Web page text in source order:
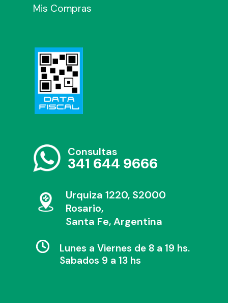
Mis Compras
Consultas
341 644 9666
Urquiza 1220, S2000
Rosario,
Santa Fe, Argentina
Lunes a Viernes de 8 a 19 hs.
Sabados 9 a 13 hs